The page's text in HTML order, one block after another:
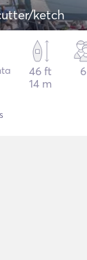
ketch
46 ft
14 m
6